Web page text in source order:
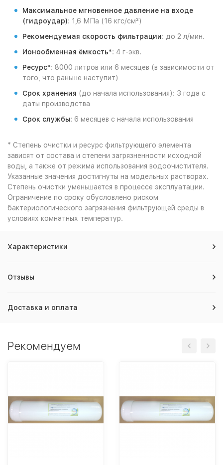
Максимальное мгновенное давление на входе
(гидроудар): 1,6 МПа (16 кгс/см²)
Рекомендуемая скорость фильтрации: до 2 л/мин.
Ионообменная ёмкость*: 4 г-экв.
Ресурс*: 8000 литров или 6 месяцев (в зависимости от
того, что раньше наступит)
Срок хранения (до начала использования): 3 года с
даты производства
Срок службы: 6 месяцев с начала использования
* Степень очистки и ресурс фильтрующего элемента
зависят от состава и степени загрязненности исходной
воды, а также от режима использования водоочистителя.
Указанные значения достигнуты на модельных растворах.
Степень очистки уменьшается в процессе эксплуатации.
Ограничение по сроку обусловлено риском
бактериологического загрязнения фильтрующей среды в
условиях комнатных температур.
Характеристики
Отзывы
Доставка и оплата
Рекомендуем